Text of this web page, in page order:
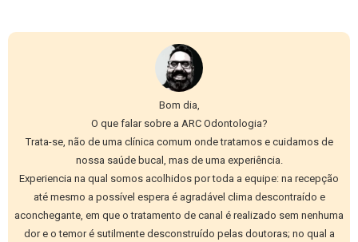
Bom dia,
O que falar sobre a ARC Odontologia?
Trata-se, não de uma clínica comum onde tratamos e cuidamos de
nossa saúde bucal, mas de uma experiência.
Experiencia na qual somos acolhidos por toda a equipe: na recepção
até mesmo a possível espera é agradável clima descontraído e
aconchegante, em que o tratamento de canal é realizado sem nenhuma
dor e o temor é sutilmente desconstruído pelas doutoras; no qual a